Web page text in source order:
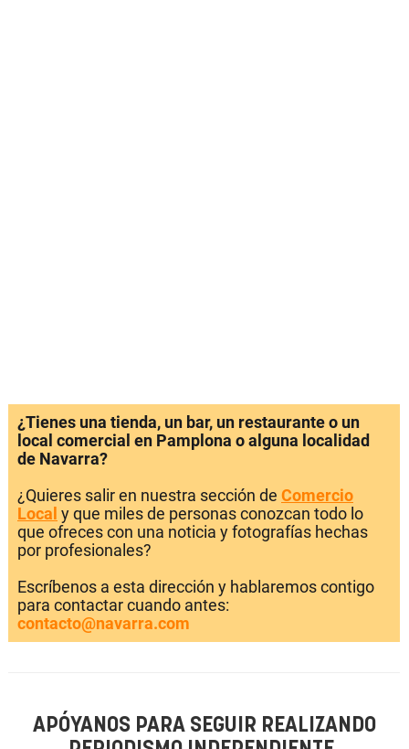
¿Tienes una tienda, un bar, un restaurante o un
local comercial en Pamplona o alguna localidad
de Navarra?
¿Quieres salir en nuestra sección de Comercio
Local y que miles de personas conozcan todo lo
que ofreces con una noticia y fotografías hechas
por profesionales?
Escríbenos a esta dirección y hablaremos contigo
para contactar cuando antes:
contacto@navarra.com
APÓYANOS PARA SEGUIR REALIZANDO